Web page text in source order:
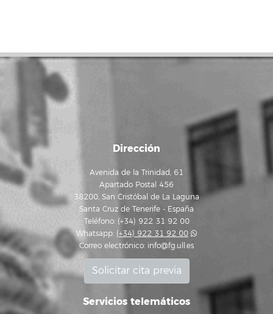
Dirección
Avenida de la Trinidad, 61
Apartado Postal 456
38200, San Cristóbal de La Laguna
Santa Cruz de Tenerife - España
Teléfono: (+34) 922 31 92 00
Whatsapp: (+34) 922 31 92 00
Correo electrónico: info@fg.ull.es
Solicitar cita previa
Servicios telemáticos